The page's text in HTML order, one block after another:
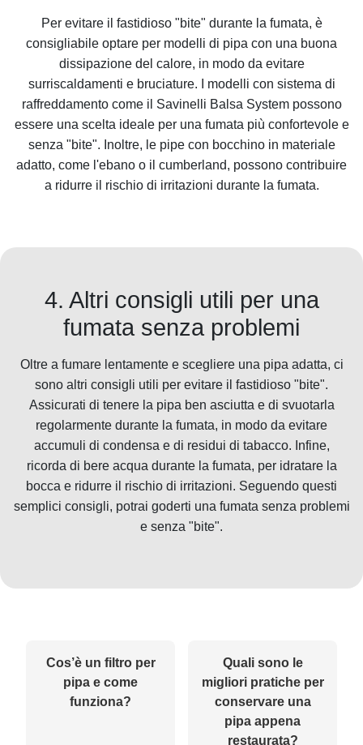
Per evitare il fastidioso "bite" durante la fumata, è
consigliabile optare per modelli di pipa con una buona
dissipazione del calore, in modo da evitare
surriscaldamenti e bruciature. I modelli con sistema di
raffreddamento come il Savinelli Balsa System possono
essere una scelta ideale per una fumata più confortevole e
senza "bite". Inoltre, le pipe con bocchino in materiale
adatto, come l'ebano o il cumberland, possono contribuire
a ridurre il rischio di irritazioni durante la fumata.
4. Altri consigli utili per una
fumata senza problemi
Oltre a fumare lentamente e scegliere una pipa adatta, ci
sono altri consigli utili per evitare il fastidioso "bite".
Assicurati di tenere la pipa ben asciutta e di svuotarla
regolarmente durante la fumata, in modo da evitare
accumuli di condensa e di residui di tabacco. Infine,
ricorda di bere acqua durante la fumata, per idratare la
bocca e ridurre il rischio di irritazioni. Seguendo questi
semplici consigli, potrai goderti una fumata senza problemi
e senza "bite".
Cos’è un filtro per
pipa e come
funziona?
Quali sono le
migliori pratiche per
conservare una
pipa appena
restaurata?